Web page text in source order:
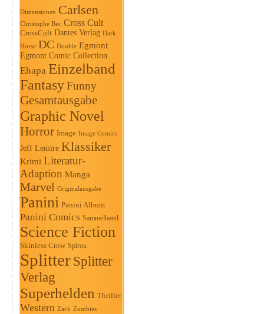
Dimensionen Carlsen
Christophe Bec Cross Cult
CrossCult Dantes Verlag Dark
Horse DC Double Egmont
Egmont Comic Collection
Ehapa Einzelband
FantasyFunny
Gesamtausgabe
Graphic Novel
Horror Image Image Comics
Jeff Lemire Klassiker
Krimi Literatur-
Adaption Manga
Marvel Originalausgabe
Panini Panini Album
Panini Comics Sammelband
Science Fiction
Skinless Crow Spirou
Splitter Splitter
Verlag
Superhelden Thriller
Western Zack Zombies